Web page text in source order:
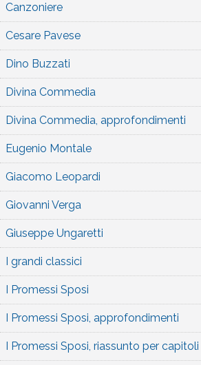
Canzoniere
Cesare Pavese
Dino Buzzati
Divina Commedia
Divina Commedia, approfondimenti
Eugenio Montale
Giacomo Leopardi
Giovanni Verga
Giuseppe Ungaretti
I grandi classici
I Promessi Sposi
I Promessi Sposi, approfondimenti
I Promessi Sposi, riassunto per capitoli